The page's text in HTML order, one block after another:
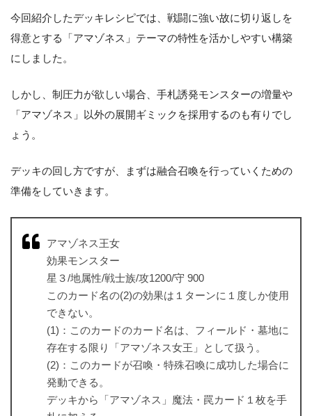
今回紹介したデッキレシピでは、戦闘に強い故に切り返しを
得意とする「アマゾネス」テーマの特性を活かしやすい構築
にしました。
しかし、制圧力が欲しい場合、手札誘発モンスターの増量や
「アマゾネス」以外の展開ギミックを採用するのも有りでし
ょう。
デッキの回し方ですが、まずは融合召喚を行っていくための
準備をしていきます。
アマゾネス王女
効果モンスター
星３/地属性/戦士族/攻1200/守 900
このカード名の(2)の効果は１ターンに１度しか使用
できない。
(1)：このカードのカード名は、フィールド・墓地に
存在する限り「アマゾネス女王」として扱う。
(2)：このカードが召喚・特殊召喚に成功した場合に
発動できる。
デッキから「アマゾネス」魔法・罠カード１枚を手